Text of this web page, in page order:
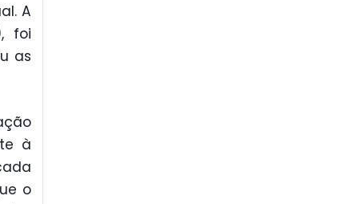
A
foi
as
à
o